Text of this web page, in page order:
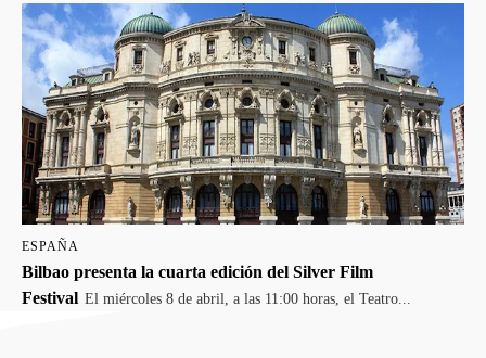
ESPAÑA
Bilbao presenta la cuarta edición del Silver Film
Festival El miércoles 8 de abril, a las 11:00 horas, el Teatro...